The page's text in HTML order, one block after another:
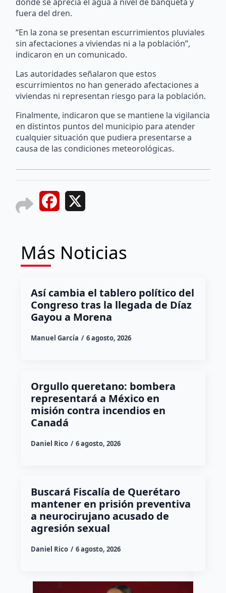
fuera del dren.
“En la zona se presentan escurrimientos pluviales
sin afectaciones a viviendas ni a la población”,
indicaron en un comunicado.
Las autoridades señalaron que estos
escurrimientos no han generado afectaciones a
viviendas ni representan riesgo para la población.
Finalmente, indicaron que se mantiene la vigilancia
en distintos puntos del municipio para atender
cualquier situación que pudiera presentarse a
causa de las condiciones meteorológicas.
Facebook
Más Noticias
Así cambia el tablero político del
Congreso tras la llegada de Díaz
Gayou a Morena
Manuel García 6 agosto, 2026
Orgullo queretano: bombera
representará a México en
misión contra incendios en
Canadá
Daniel Rico 6 agosto, 2026
Buscará Fiscalía de Querétaro
mantener en prisión preventiva
a neurocirujano acusado de
agresión sexual
Daniel Rico 6 agosto, 2026